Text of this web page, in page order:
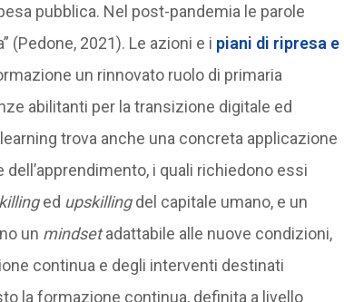
pubblica. Nel post-pandemia le parole
(Pedone, 2021). Le azioni e i piani di ripresa e
un rinnovato ruolo di primaria
abilitanti per la transizione digitale ed
trova anche una concreta applicazione
i quali richiedono essi
ed upskillingdel capitale umano, e un
un mindsetadattabile alle nuove condizioni,
continua e degli interventi destinati
la formazione continua, definita a livello